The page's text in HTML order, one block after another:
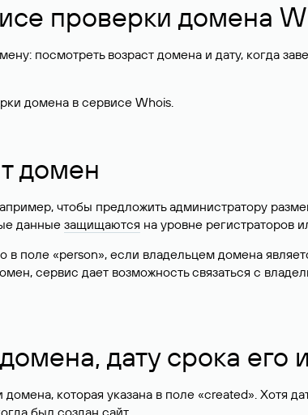
проверки домена
посмотреть возраст домена и дату, когда
домена в сервисе Whois.
домен
чтобы предложить администратору
данные защищаются на уровне регистраторов
поле «person», если владельцем домена
сервис дает возможность связаться с
дату срока его
которая указана в поле «created». Хотя
был создан сайт.